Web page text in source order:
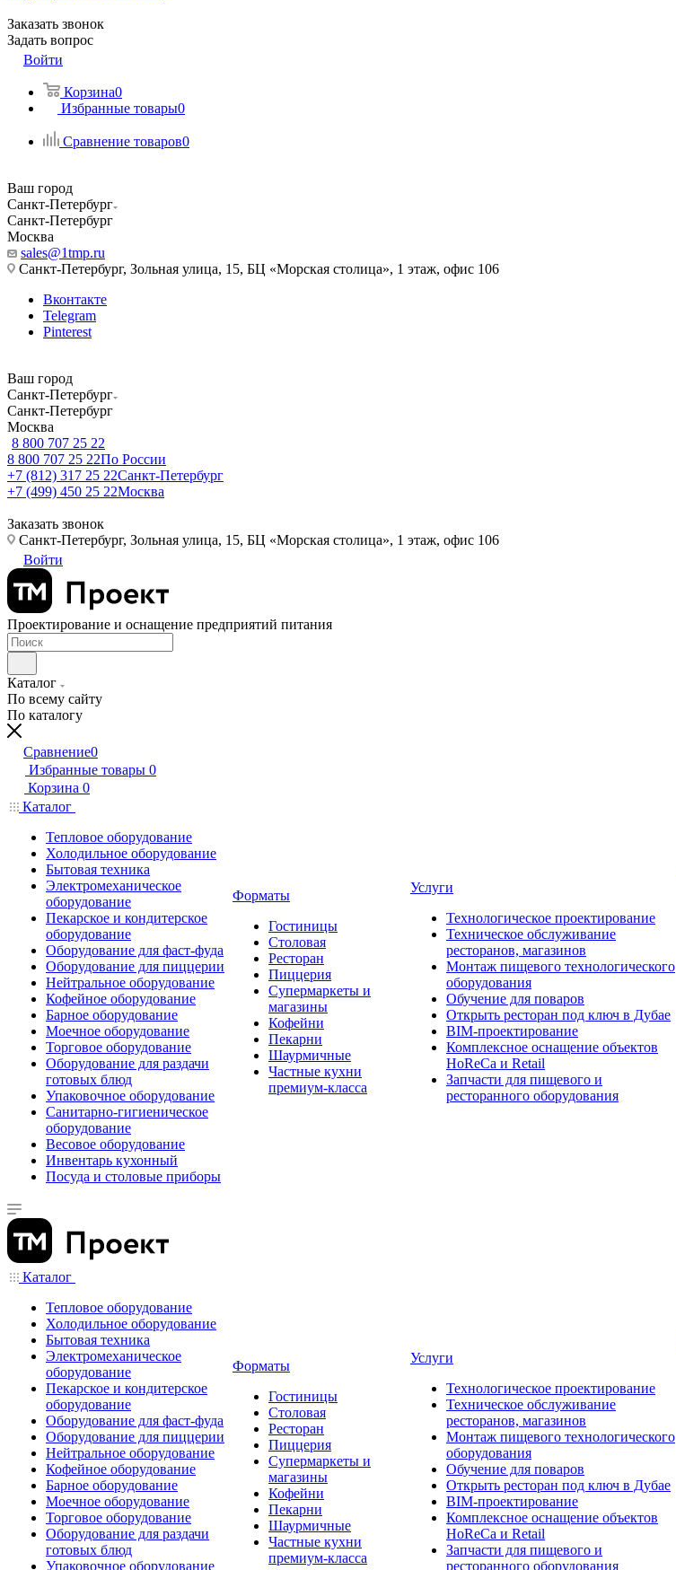
Заказать звонок
Задать вопрос
Войти
Корзина0
Избранные товары0
Сравнение товаров0
Ваш город
Санкт-Петербург
Санкт-Петербург
Москва
sales@1tmp.ru
Санкт-Петербург, Зольная улица, 15, БЦ «Морская столица», 1 этаж, офис 106
Вконтакте
Telegram
Pinterest
Ваш город
Санкт-Петербург
Санкт-Петербург
Москва
8 800 707 25 22
8 800 707 25 22По России
+7 (812) 317 25 22Санкт-Петербург
+7 (499) 450 25 22Москва
Заказать звонок
Санкт-Петербург, Зольная улица, 15, БЦ «Морская столица», 1 этаж, офис 106
Войти
Проектирование и оснащение предприятий питания
Каталог
По всему сайту
По каталогу
Сравнение0
Избранные товары 0
Корзина 0
Каталог
Тепловое оборудование
Холодильное оборудование
Бытовая техника
Электромеханическое
оборудование
Пекарское и кондитерское
оборудование
Оборудование для фаст-фуда
Оборудование для пиццерии
Нейтральное оборудование
Кофейное оборудование
Барное оборудование
Моечное оборудование
Торговое оборудование
Оборудование для раздачи
готовых блюд
Упаковочное оборудование
Санитарно-гигиеническое
оборудование
Весовое оборудование
Инвентарь кухонный
Посуда и столовые приборы
Форматы
Гостиницы
Столовая
Ресторан
Пиццерия
Супермаркеты и
магазины
Кофейни
Пекарни
Шаурмичные
Частные кухни
премиум-класса
Услуги
Технологическое проектирование
Техническое обслуживание
ресторанов, магазинов
Монтаж пищевого технологического
оборудования
Обучение для поваров
Открыть ресторан под ключ в Дубае
BIM-проектирование
Комплексное оснащение объектов
HoReCa и Retail
Запчасти для пищевого и
ресторанного оборудования
Каталог
Тепловое оборудование
Холодильное оборудование
Бытовая техника
Электромеханическое
оборудование
Пекарское и кондитерское
оборудование
Оборудование для фаст-фуда
Оборудование для пиццерии
Нейтральное оборудование
Кофейное оборудование
Барное оборудование
Моечное оборудование
Торговое оборудование
Оборудование для раздачи
готовых блюд
Упаковочное оборудование
Форматы
Гостиницы
Столовая
Ресторан
Пиццерия
Супермаркеты и
магазины
Кофейни
Пекарни
Шаурмичные
Частные кухни
премиум-класса
Услуги
Технологическое проектирование
Техническое обслуживание
ресторанов, магазинов
Монтаж пищевого технологического
оборудования
Обучение для поваров
Открыть ресторан под ключ в Дубае
BIM-проектирование
Комплексное оснащение объектов
HoReCa и Retail
Запчасти для пищевого и
ресторанного оборудования